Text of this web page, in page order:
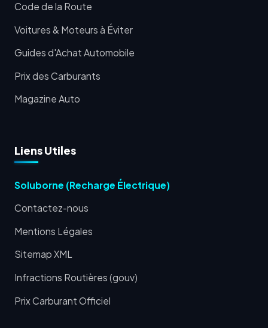
Code de la Route
Voitures & Moteurs à Éviter
Guides d'Achat Automobile
Prix des Carburants
Magazine Auto
Liens Utiles
Soluborne (Recharge Électrique)
Contactez-nous
Mentions Légales
Sitemap XML
Infractions Routières (gouv)
Prix Carburant Officiel